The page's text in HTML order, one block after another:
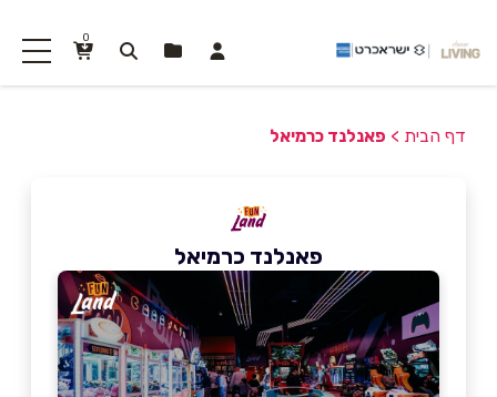
0
דף הבית > פאנלנד כרמיאל
פאנלנד כרמיאל